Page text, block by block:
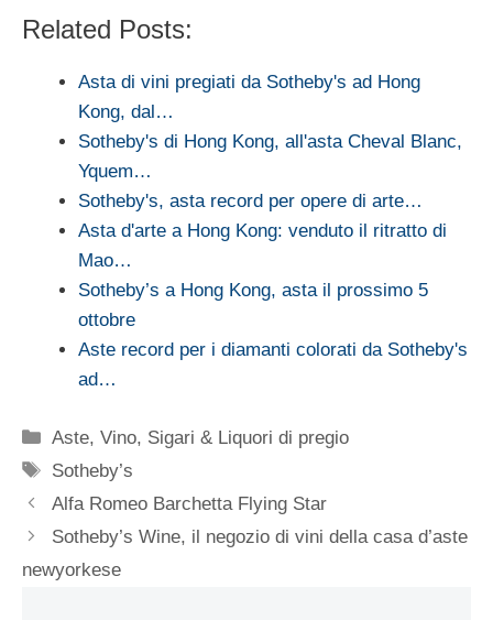
Related Posts:
Asta di vini pregiati da Sotheby's ad Hong
Kong, dal…
Sotheby's di Hong Kong, all'asta Cheval Blanc,
Yquem…
Sotheby's, asta record per opere di arte…
Asta d'arte a Hong Kong: venduto il ritratto di
Mao…
Sotheby’s a Hong Kong, asta il prossimo 5
ottobre
Aste record per i diamanti colorati da Sotheby's
ad…
Categorie
Aste,Vino, Sigari & Liquori di pregio
Tag
Sotheby’s
Alfa Romeo Barchetta Flying Star
Sotheby’s Wine, il negozio di vini della casa d’aste
newyorkese